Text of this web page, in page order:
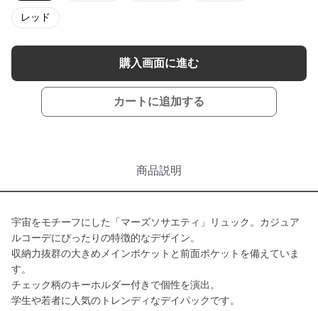
レッド
購入画面に進む
カートに追加する
商品説明
宇宙をモチーフにした「マーズソサエティ」リュック。カジュア
ルコーデにぴったりの特徴的なデザイン。
収納力抜群の大きめメインポケットと前面ポケットを備えていま
す。
チェック柄のキーホルダー付きで個性を演出。
学生や若者に人気のトレンディなデイパックです。